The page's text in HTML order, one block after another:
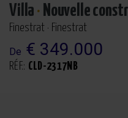
Villa · Nouvelle
Finestrat · Finestrat
De € 349.000
RÉF.: CLD-2317NB